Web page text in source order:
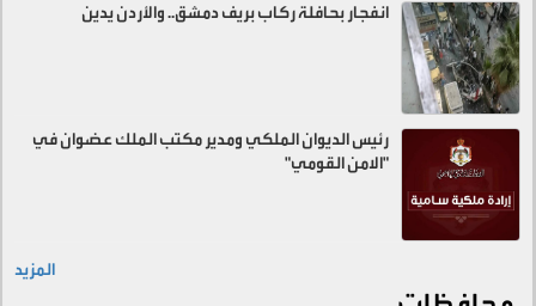
انفجار بحافلة ركاب بريف دمشق.. والأردن يدين
رئيس الديوان الملكي ومدير مكتب الملك عضوان في
"الامن القومي"
المزيد